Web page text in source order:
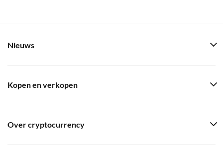
Nieuws
Kopen en verkopen
Over cryptocurrency